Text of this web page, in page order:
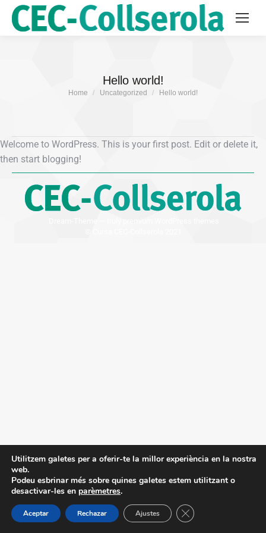
Hello world!
You are here:
Home Uncategorized Hello world!
Welcome to WordPress. This is your first post. Edit or delete it,
then start blogging!
Utilitzem galetes per a oferir-te la millor experiència en la nostra
web.
Podeu esbrinar més sobre quines galetes estem utilitzant o
desactivar-les en parèmetres.
Aceptar Rechazar Ajustes Tanca el bàner de